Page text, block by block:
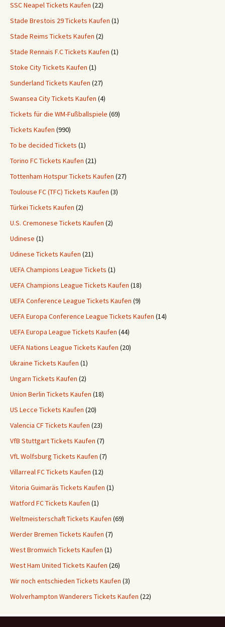
SSC Neapel Tickets Kaufen (22)
Stade Brestois 29 Tickets Kaufen (1)
Stade Reims Tickets Kaufen (2)
Stade Rennais F.C Tickets Kaufen (1)
Stoke City Tickets Kaufen (1)
Sunderland Tickets Kaufen (27)
Swansea City Tickets Kaufen (4)
Tickets für die WM-Fußballspiele (69)
Tickets Kaufen (990)
To be decided Tickets (1)
Torino FC Tickets Kaufen (21)
Tottenham Hotspur Tickets Kaufen (27)
Toulouse FC (TFC) Tickets Kaufen (3)
Türkei Tickets Kaufen (2)
U.S. Cremonese Tickets Kaufen (2)
Udinese (1)
Udinese Tickets Kaufen (21)
UEFA Champions League Tickets (1)
UEFA Champions League Tickets Kaufen (18)
UEFA Conference League Tickets Kaufen (9)
UEFA Europa Conference League Tickets Kaufen (14)
UEFA Europa League Tickets Kaufen (44)
UEFA Nations League Tickets Kaufen (20)
Ukraine Tickets Kaufen (1)
Ungarn Tickets Kaufen (2)
Union Berlin Tickets Kaufen (18)
US Lecce Tickets Kaufen (20)
Valencia CF Tickets Kaufen (23)
VfB Stuttgart Tickets Kaufen (7)
VfL Wolfsburg Tickets Kaufen (7)
Villarreal FC Tickets Kaufen (12)
Vitoria Guimaräs Tickets Kaufen (1)
Watford FC Tickets Kaufen (1)
Weltmeisterschaft Tickets Kaufen (69)
Werder Bremen Tickets Kaufen (7)
West Bromwich Tickets Kaufen (1)
West Ham United Tickets Kaufen (26)
Wir noch entschieden Tickets Kaufen (3)
Wolverhampton Wanderers Tickets Kaufen (22)